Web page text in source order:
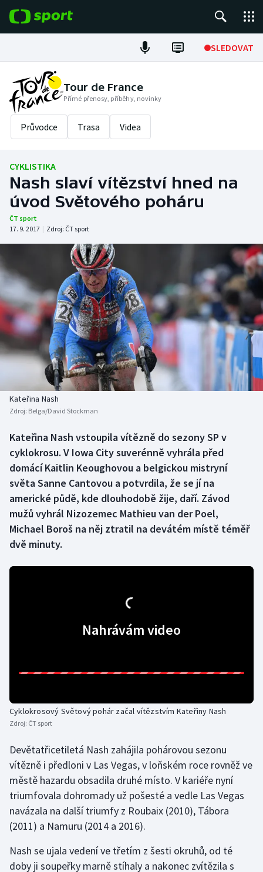
SLEDOVAT
Fotbal
Hokej
Tenis
Cyklistika
DALŠÍ SPORTY
Americký fotbal
Baseball a softbal
Basketbal
Biatlon
Boby a skeleton
Box
Curling
Dostihy
Florbal
Futsal
Golf
Gymnastika
Lyže a snowboard
Moderní pětiboj
Motorsport
Olympijské hry
Parasport
Plavání
NEPŘEHLÉDNĚTE
Historické návraty
Aplikace ČT sport
AZ kvíz
Tour de France
Přímé přenosy, příběhy, novinky
Průvodce Trasa Videa
CYKLISTIKA
Nash slaví vítězství hned na
úvod Světového poháru
ČT sport
17. 9. 2017 | Zdroj: ČT sport
Kateřina Nash
Zdroj: Belga/David Stockman
Kateřina Nash vstoupila vítězně do sezony SP v
cyklokrosu. V Iowa City suverénně vyhrála před
domácí Kaitlin Keoughovou a belgickou mistryní
světa Sanne Cantovou a potvrdila, že se jí na
americké půdě, kde dlouhodobě žije, daří. Závod
mužů vyhrál Nizozemec Mathieu van der Poel,
Michael Boroš na něj ztratil na devátém místě téměř
dvě minuty.
Nahrávám video
Cyklokrosový Světový pohár začal vítězstvím Kateřiny Nash
Zdroj: ČT sport
Devětatřicetiletá Nash zahájila pohárovou sezonu
vítězně i předloni v Las Vegas, v loňském roce rovněž ve
městě hazardu obsadila druhé místo. V kariéře nyní
triumfovala dohromady už pošesté a vedle Las Vegas
navázala na další triumfy z Roubaix (2010), Tábora
(2011) a Namuru (2014 a 2016).
Nash se ujala vedení ve třetím z šesti okruhů, od té
doby ji soupeřky marně stíhaly a nakonec zvítězila s